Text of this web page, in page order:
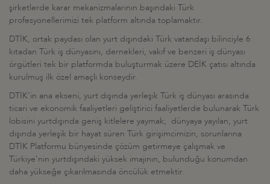
şirketlerde karar mekanizmalarının başındaki Türk
profesyonellerimizi tek platform altında toplamaktır.
DTİK, ortak paydası olan yurt dışındaki Türk vatandaşı bilinciyle 6
kıtadan Türk iş dünyasını, dernekleri, vakıf ve benzeri iş dünyası
örgütleri tek bir platformda buluşturmak üzere DEİK çatısı altında
kurulmuş ilk özel amaçlı konseydir.
DTİK'in ana ekseni, yurt dışında yerleşik Türk iş dünyası arasında
ticari ve ekonomik faaliyetleri geliştirici faaliyetlerde bulunarak Türk
lobisini yurtdışında geniş kitlelere yaymak; dünyaya yayılan, yurt
dışında yerleşik bir hayat süren Türk girişimcimizin, sorunlarına
DTİK Platformu bünyesinde çözüm getirmeye çalışmak ve
Türkiye'nin yurtdışındaki yüksek imajının, bulunduğu konumdan
daha yükseğe çıkarılmasında öncülük etmektir.